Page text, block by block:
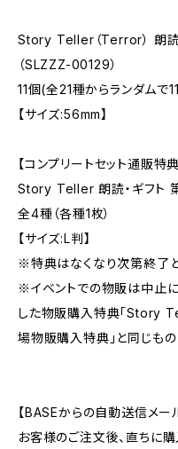
Story Teller（Terror） 朗読
（SLZZZ-00129）
11個(全21種からランダムで
【サイズ:56mm】
【コンプリートセット通販特典
Story Teller 朗読・ギフト
全4種（各種1枚）
【サイズ:L判】
※特典はなくなり次第終了と
※イベントでの物販は中止
した物販購入特典「Story
場物販購入特典」と同じもの
【BASEからの自動送信メー
お客様のご注文後、直ちに